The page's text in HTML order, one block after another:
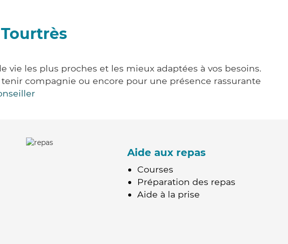
vie les plus proches et les mieux adaptées à vos besoins.
compagnie ou encore pour une présence rassurante
Aide aux repas
Courses
Préparation des repas
Aide à la prise